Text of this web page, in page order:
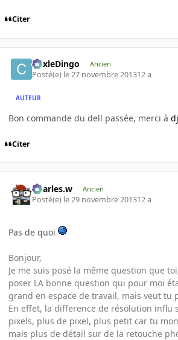
Citer
CoxleDingo Ancien
Posté(e) le 27 novembre 201312 a
AUTEUR
Bon commande du dell passée, merci à
Citer
Charles.w Ancien
Posté(e) le 29 novembre 201312 a
Pas de quoi
Bonjour,
Je me suis posé la même question que
poser LA bonne question qui pour moi
grand en espace de travail, mais veut tu
En effet, la difference de résolution influ
pixels, plus de pixel, plus petit car tu
mais plus de détail sur de la retouche